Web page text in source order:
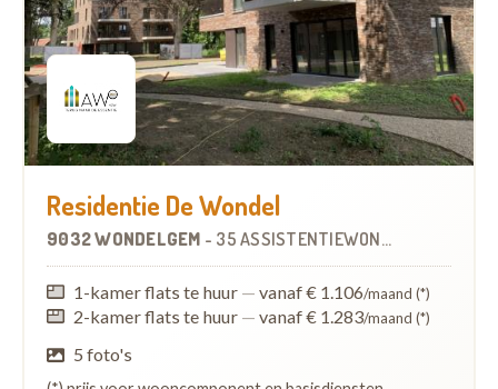
Residentie De Wondel
9032 WONDELGEM - 35 ASSISTENTIEWONINGEN
1-kamer flats te huur — vanaf € 1.106/maand (*)
2-kamer flats te huur — vanaf € 1.283/maand (*)
5 foto's